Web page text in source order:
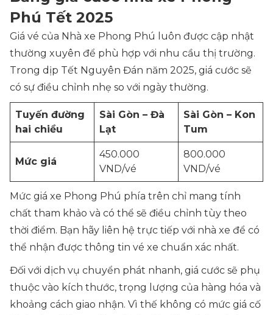
Phú Tết 2025
Giá vé của Nhà xe Phong Phú luôn được cập nhật
thường xuyên để phù hợp với nhu cầu thị trường.
Trong dịp Tết Nguyên Đán năm 2025, giá cước sẽ
có sự điều chỉnh nhẹ so với ngày thường.
Tuyến đường
hai chiều
Sài Gòn – Đà
Lạt
Sài Gòn – Kon
Tum
Mức giá
450.000
VND/vé
800.000
VND/vé
Mức giá xe Phong Phú phía trên chỉ mang tính
chất tham khảo và có thể sẽ điều chỉnh tùy theo
thời điểm. Bạn hãy liên hệ trực tiếp với nhà xe để có
thể nhận được thông tin vé xe chuẩn xác nhất.
Đối với dịch vụ chuyển phát nhanh, giá cước sẽ phụ
thuộc vào kích thước, trọng lượng của hàng hóa và
khoảng cách giao nhận. Vì thế không có mức giá cố